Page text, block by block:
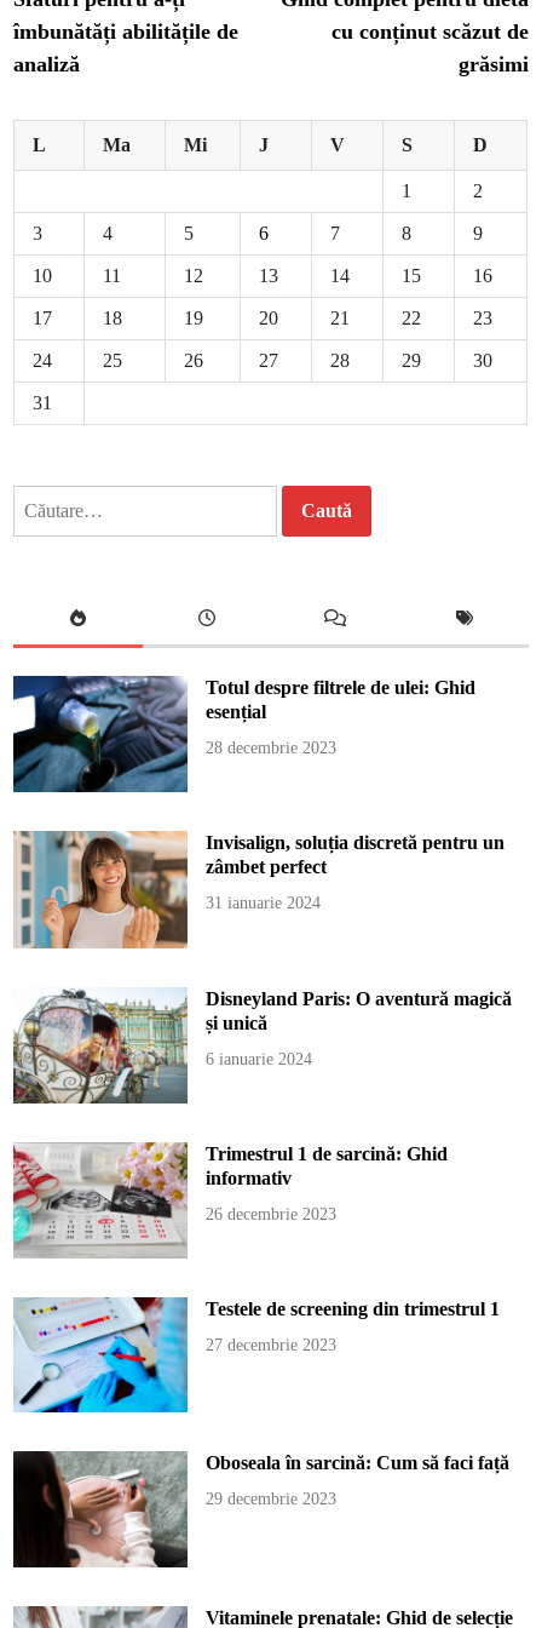
în
articole
îmbunătăți abilitățile de
analiză
cu conținut scăzut de
grăsimi
L Ma Mi J V S D
1 2
3 4 5 6 7 8 9
10 11 12 13 14 15 16
17 18 19 20 21 22 23
24 25 26 27 28 29 30
31
Totul despre filtrele de ulei: Ghid
esențial
28 decembrie 2023
Invisalign, soluția discretă pentru un
zâmbet perfect
31 ianuarie 2024
Disneyland Paris: O aventură magică
și unică
6 ianuarie 2024
Trimestrul 1 de sarcină: Ghid
informativ
26 decembrie 2023
Testele de screening din trimestrul 1
27 decembrie 2023
Oboseala în sarcină: Cum să faci față
29 decembrie 2023
Vitaminele prenatale: Ghid de selecție